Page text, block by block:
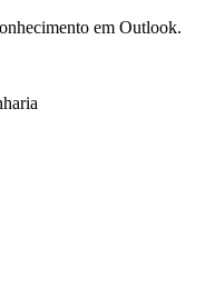
em Outlook.